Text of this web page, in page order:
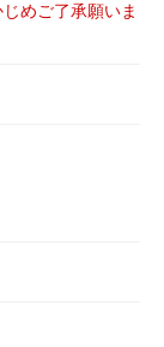
めご了承願いま